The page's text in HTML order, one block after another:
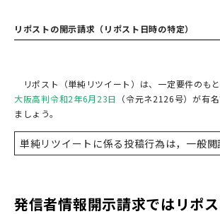
リポストの開示請求（リポスト日時の特定）
リポスト（単純リツイート）は、一定要件のもと
大阪高判令和2年6月23日 （令元ネ2126号）が有
ましょう。
単純リツイートに係る投稿行為は，一般
発信者情報開示請求ではリポ